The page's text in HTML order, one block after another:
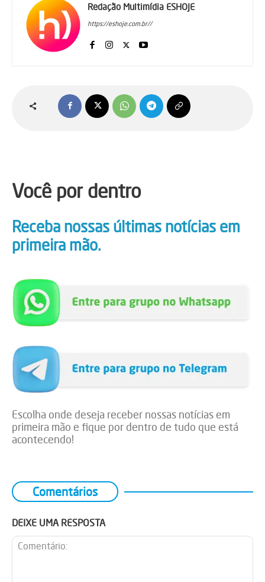
Redação Multimídia ESHOJE
https://eshoje.com.br//
Você por dentro
Receba nossas últimas notícias em
primeira mão.
Escolha onde deseja receber nossas notícias em
primeira mão e fique por dentro de tudo que está
acontecendo!
Comentários
DEIXE UMA RESPOSTA